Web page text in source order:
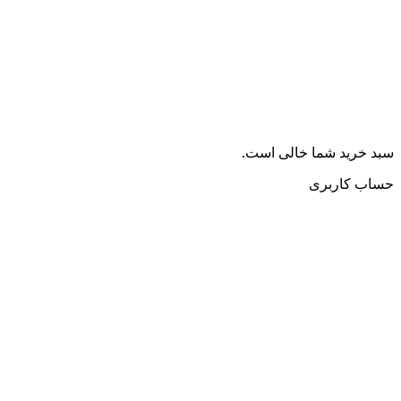
سبد خرید شما خالی است.
حساب کاربری